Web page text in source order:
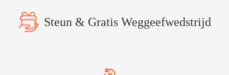
Steun & Gratis Weggeefwedstrijd